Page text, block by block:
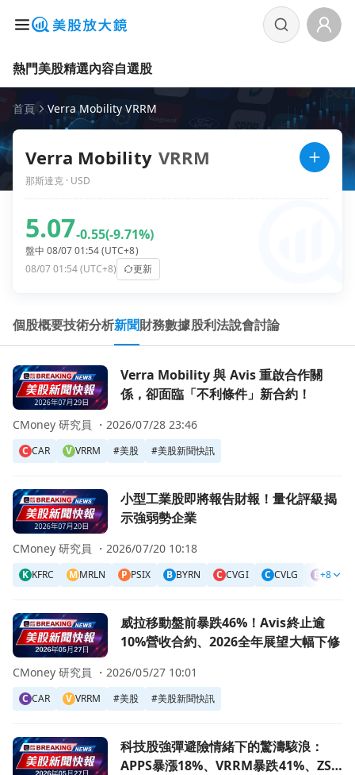
熱門美股精選內容自選股
首頁 Verra Mobility VRRM
Verra Mobility VRRM
那斯達克 · USD
5.07-0.55(-9.71%)
盤中 08/07 01:54 (UTC+8)
08/07 01:54 (UTC+8)
更新
個股概要技術分析新聞財務數據股利法說會討論
前往Verra Mobility 與 Avis 重啟合作關係，卻面臨「不利條
Verra Mobility 與 Avis 重啟合作關
係，卻面臨「不利條件」新合約！
C CAR V VRRM #美股 #美股新聞快訊
CMoney 研究員 ・ 2026/07/28 23:46
前往小型工業股即將報告財報！量化評級揭示強弱勢企業頁面
小型工業股即將報告財報！量化評級揭
示強弱勢企業
K KFRC MMRLN P PSIX B BYRN C CVGI C CVLG E EDRY
+8
CMoney 研究員 ・ 2026/07/20 10:18
前往威拉移動盤前暴跌46%！Avis終止逾10%營收合約、
威拉移動盤前暴跌46%！Avis終止逾
10%營收合約、2026全年展望大幅下修
C CAR V VRRM #美股 #美股新聞快訊
CMoney 研究員 ・ 2026/05/27 10:01
前往科技股強彈避險情緒下的驚濤駭浪：APPS暴漲18%、
科技股強彈避險情緒下的驚濤駭浪：
APPS暴漲18%、VRRM暴跌41%、ZS